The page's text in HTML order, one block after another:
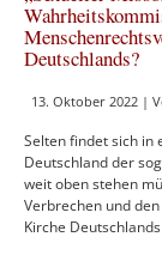
Deutschlands?
13. Oktober 2022 |
Selten findet sich in
Deutschland der
weit oben stehen
Verbrechen und
Kirche